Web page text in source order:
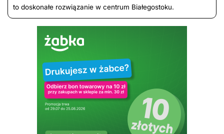
to doskonałe rozwiązanie w centrum Białegostoku.